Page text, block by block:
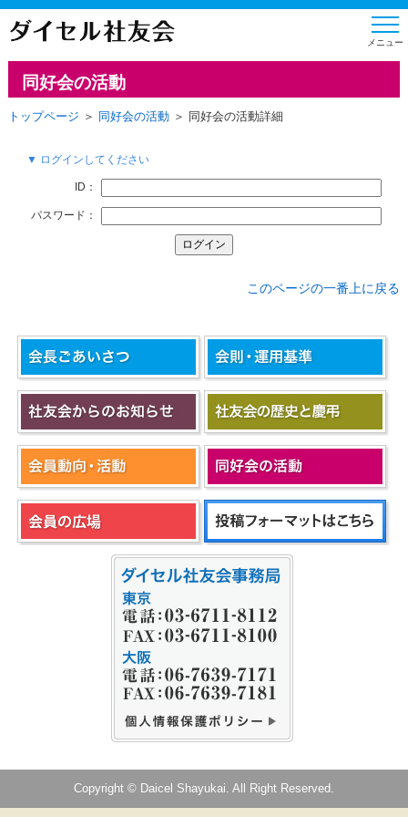
同好会の活動
トップページ ＞ 同好会の活動＞ 同好会の活動詳細
▼ ログインしてください
ID：
パスワード：
このページの一番上に戻る
Copyright © Daicel Shayukai. All Right Reserved.